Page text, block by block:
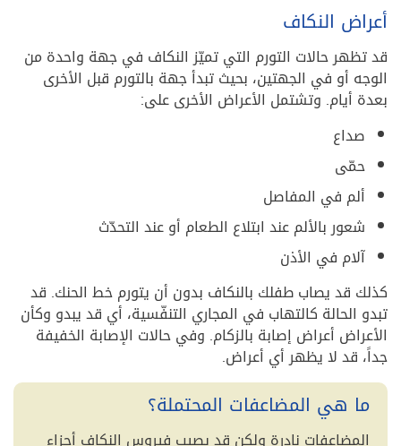
أعراض النكاف
قد تظهر حالات التورم التي تميّز النكاف في جهة واحدة من
الوجه أو في الجهتين، بحيث تبدأ جهة بالتورم قبل الأخرى
بعدة أيام. وتشتمل الأعراض الأخرى على:
صداع
حمّى
ألم في المفاصل
شعور بالألم عند ابتلاع الطعام أو عند التحدّث
آلام في الأذن
كذلك قد يصاب طفلك بالنكاف بدون أن يتورم خط الحنك. قد
تبدو الحالة كالتهاب في المجاري التنفّسية، أي قد يبدو وكأن
الأعراض أعراض إصابة بالزكام. وفي حالات الإصابة الخفيفة
جداً، قد لا يظهر أي أعراض.
ما هي المضاعفات المحتملة؟
المضاعفات نادرة ولكن قد يصيب فيروس النكاف أجزاء